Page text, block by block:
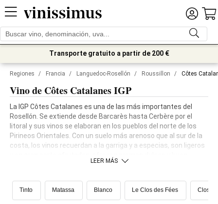
Transporte gratuito a partir de 200 €
Regiones / Francia / Languedoc-Rosellón / Roussillon / Côtes
Vino de Côtes Catalanes IGP
La IGP Côtes Catalanes es una de las más importantes del
Rosellón. Se extiende desde Barcarès hasta Cerbère por el
litoral y sus vinos se elaboran en los pueblos del norte de los
Pirineos Orientales. Con un suelo más arenoso que al sur de la
costa, los vinos recuerdan a la garriga y a especias, son ligeros
recorrido en el paladar. Las garnachas y los
LEER MÁS
Tinto Matassa Blanco Le Clos des Fées Clos